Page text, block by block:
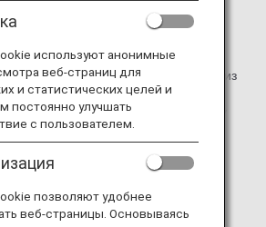
для пассажиров
ANA.
рейса ANA на
другой авиакомпанией из
Японии, условия доступа в зал
Уточните условия доступа у
нельзя использовать
Lounge.
критериям
используют анонимные
веб-страниц для
и статистических целей и
постоянно улучшать
с пользователем.
позволяют удобнее
веб-страницы. Основываясь